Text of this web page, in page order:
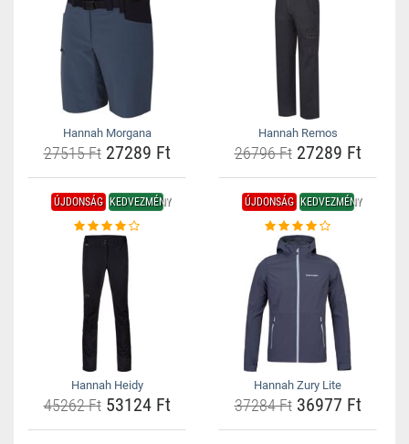
Hannah Morgana
27515 Ft27289 Ft
Hannah Remos
26796 Ft27289 Ft
ÚJDONSÁG KEDVEZMÉNY
Hannah Heidy
45262 Ft53124 Ft
ÚJDONSÁG KEDVEZMÉNY
Hannah Zury Lite
37284 Ft36977 Ft